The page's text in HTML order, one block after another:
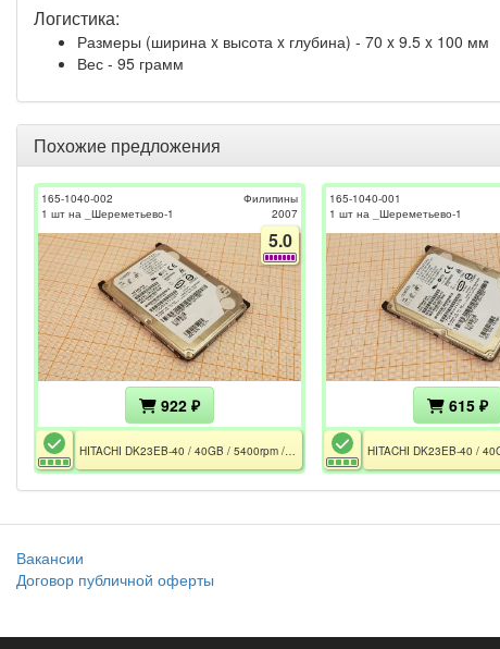
Логистика:
Размеры (ширина x высота x глубина) - 70 x 9.5 x 100 мм
Вес - 95 грамм
Похожие предложения
165-1040-002
1 шт на _Шереметьево-1
Филипины
2007
5.0
922 ₽
165-1040-001
1 шт на _Шереметьево-1
615 ₽
Вакансии
Договор публичной оферты